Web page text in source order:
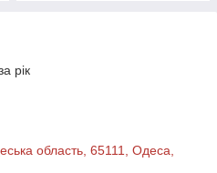
рік
область, 65111, Одеса,